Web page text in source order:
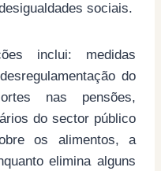
sociais.
inclui: medidas
do
nas pensões,
do sector público
os alimentos, a
elimina alguns